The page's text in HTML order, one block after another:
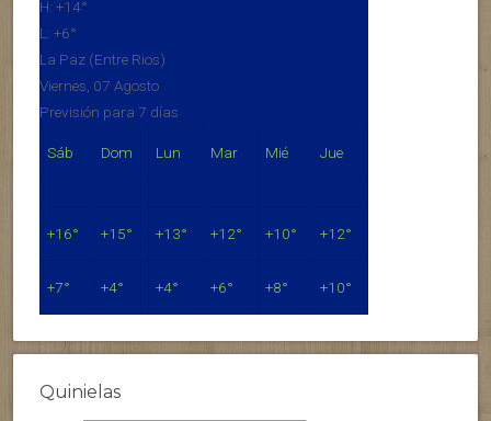
H: +14°
L: +6°
La Paz (Entre Rios)
Viernes, 07 Agosto
Previsión para 7 días
Sáb Dom Lun Mar Mié Jue
+16° +15° +13° +12° +10° +12°
+7° +4° +4° +6° +8° +10°
Quinielas